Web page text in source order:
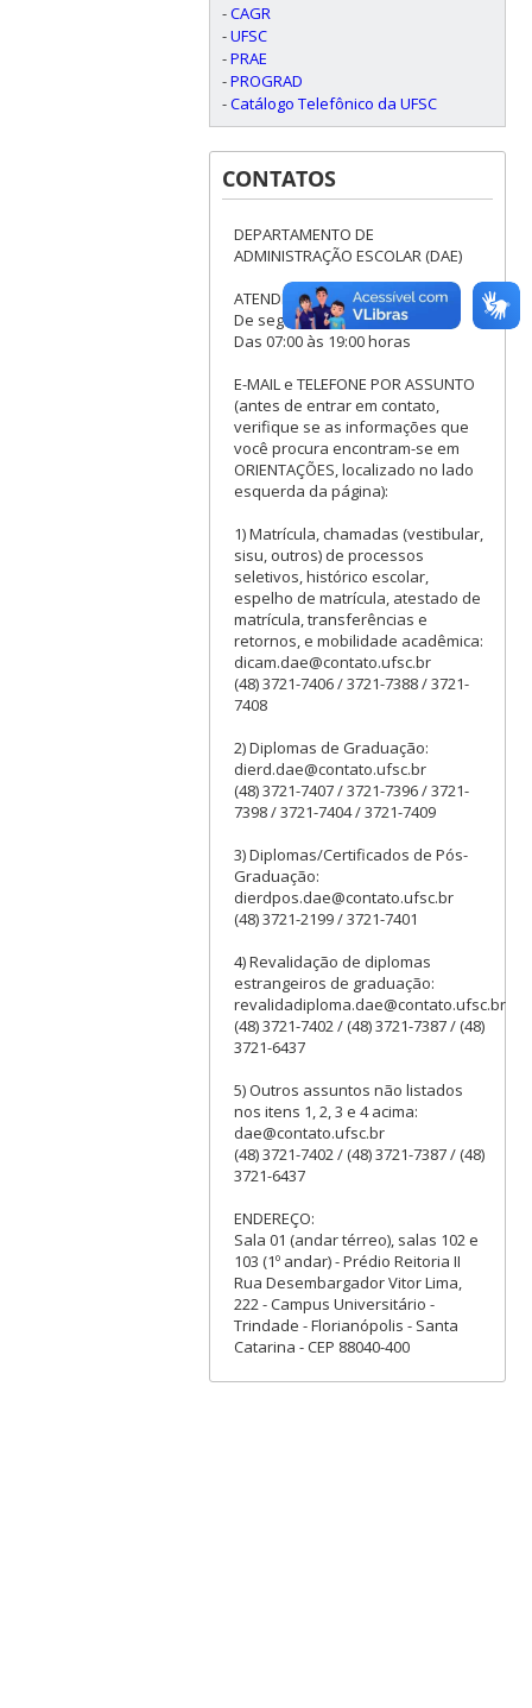
-CAGR
-UFSC
-PRAE
-PROGRAD
-Catálogo Telefônico da UFSC
CONTATOS
DEPARTAMENTO DE
ADMINISTRAÇÃO ESCOLAR (DAE)
ATENDIMENTO:
De segunda a sexta-feira
Das 07:00 às 19:00 horas
E-MAIL e TELEFONE POR ASSUNTO
(antes de entrar em contato,
verifique se as informações que
você procura encontram-se em
ORIENTAÇÕES, localizado no lado
esquerda da página):
1) Matrícula, chamadas (vestibular,
sisu, outros) de processos
seletivos, histórico escolar,
espelho de matrícula, atestado de
matrícula, transferências e
retornos, e mobilidade acadêmica:
dicam.dae@contato.ufsc.br
(48) 3721-7406 / 3721-7388 / 3721-
7408
2) Diplomas de Graduação:
dierd.dae@contato.ufsc.br
(48) 3721-7407 / 3721-7396 / 3721-
7398 / 3721-7404 / 3721-7409
3) Diplomas/Certificados de Pós-
Graduação:
dierdpos.dae@contato.ufsc.br
(48) 3721-2199 / 3721-7401
4) Revalidação de diplomas
estrangeiros de graduação:
revalidadiploma.dae@contato.ufsc.br
(48) 3721-7402 / (48) 3721-7387 / (48)
3721-6437
5) Outros assuntos não listados
nos itens 1, 2, 3 e 4 acima:
dae@contato.ufsc.br
(48) 3721-7402 / (48) 3721-7387 / (48)
3721-6437
ENDEREÇO:
Sala 01 (andar térreo), salas 102 e
103 (1º andar) - Prédio Reitoria II
Rua Desembargador Vitor Lima,
222 - Campus Universitário -
Trindade - Florianópolis - Santa
Catarina - CEP 88040-400